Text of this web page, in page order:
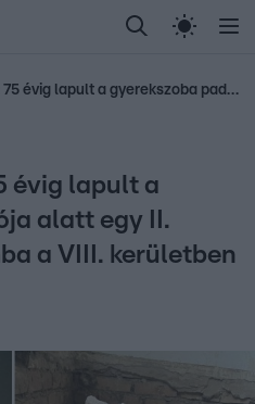
Randi Celeb vagyok,
Most Wanted Gallusz
Hátborzongató: 75 évig lapult a gyerekszoba padlója alatt egy II. világháborús bomba a VIII. kerületben
évig lapult a
alatt egy II.
a VIII. kerületben